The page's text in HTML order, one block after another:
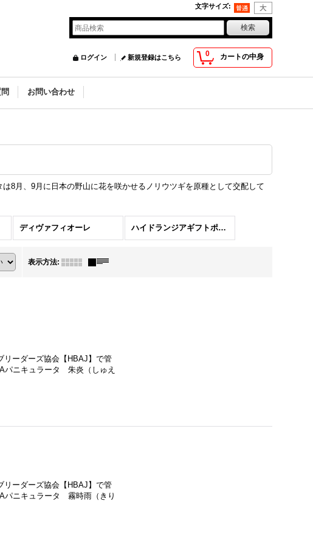
文字サイズ:
0 カートの中身
ログイン 新規登録はこちら
お問い合わせ
8月、9月に日本の野山に花を咲かせるノリウツギを原種として交配して
ディヴァフィオーレ ハイドランジアギフトポット
表示方法:
リーダーズ協会【HBAJ】で管
パニキュラータ 朱炎（しゅえ
リーダーズ協会【HBAJ】で管
パニキュラータ 霧時雨（きり